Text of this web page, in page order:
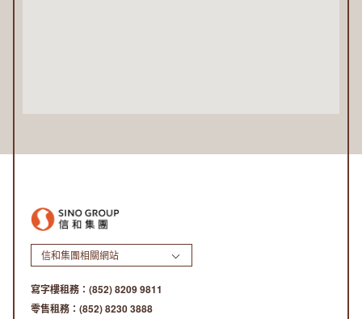
信和集團相關網站
寫字樓租務： (852) 8209 9811
零售租務： (852) 8230 3888